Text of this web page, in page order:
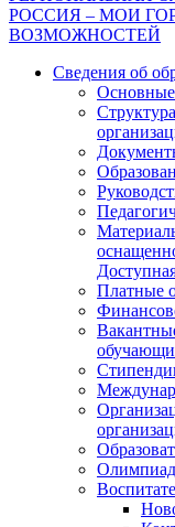
по
РОССИЯ – МОИ
ВОЗМОЖНОСТЕЙ
Сведения об
Основные
Платные